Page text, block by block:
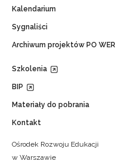
Kalendarium
Sygnaliści
Archiwum projektów PO WER
Szkolenia
BIP
Materiały do pobrania
Kontakt
Ośrodek Rozwoju Edukacji
w Warszawie